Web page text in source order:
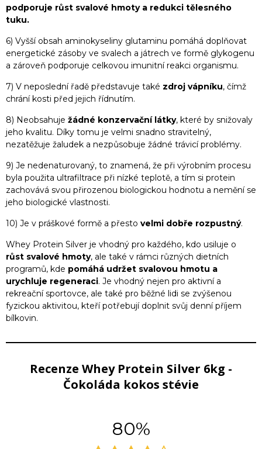
podporuje růst svalové hmoty a redukci tělesného
tuku.
6) Vyšší obsah aminokyseliny glutaminu pomáhá doplňovat
energetické zásoby ve svalech a játrech ve formě glykogenu
a zároveň podporuje celkovou imunitní reakci organismu.
7) V neposlední řadě představuje také zdroj vápníku, čímž
chrání kosti před jejich řídnutím.
8) Neobsahuje žádné konzervační látky, které by snižovaly
jeho kvalitu. Díky tomu je velmi snadno stravitelný,
nezatěžuje žaludek a nezpůsobuje žádné trávicí problémy.
9) Je nedenaturovaný, to znamená, že při výrobním procesu
byla použita ultrafiltrace při nízké teplotě, a tím si protein
zachovává svou přirozenou biologickou hodnotu a nemění se
jeho biologické vlastnosti.
10) Je v práškové formě a přesto velmi dobře rozpustný.
Whey Protein Silver je vhodný pro každého, kdo usiluje o
růst svalové hmoty, ale také v rámci různých dietních
programů, kde pomáhá udržet svalovou hmotu a
urychluje regeneraci. Je vhodný nejen pro aktivní a
rekreační sportovce, ale také pro běžné lidi se zvýšenou
fyzickou aktivitou, kteří potřebují doplnit svůj denní příjem
bílkovin.
Recenze Whey Protein Silver 6kg -
Čokoláda kokos stévie
80%